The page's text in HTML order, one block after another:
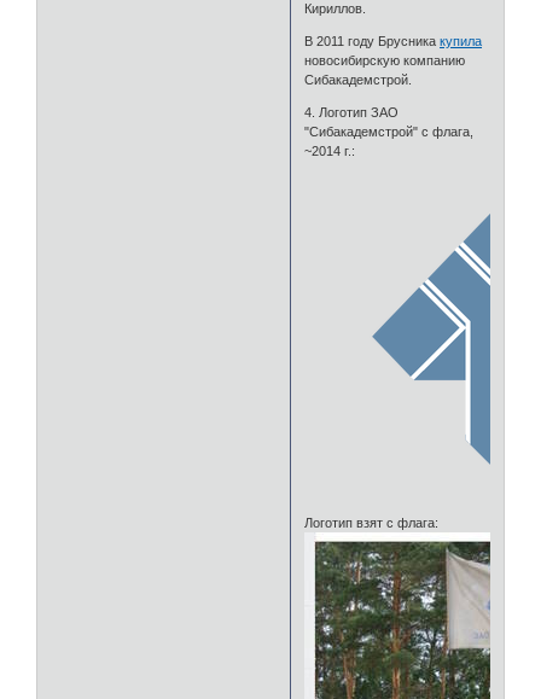
Кириллов.
В 2011 году Брусникакупила
новосибирскую компанию
Сибакадемстрой.
4. Логотип ЗАО
"Сибакадемстрой" с флага,
~2014 г.:
Логотип взят с флага: